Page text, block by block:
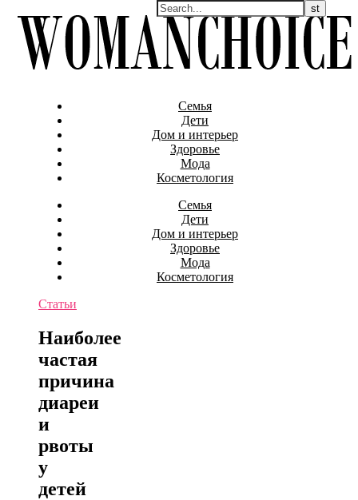
Семья
Дети
Дом и интерьер
Здоровье
Мода
Косметология
Семья
Дети
Дом и интерьер
Здоровье
Мода
Косметология
Статьи
Наиболее
частая
причина
диареи
и
рвоты
у
детей